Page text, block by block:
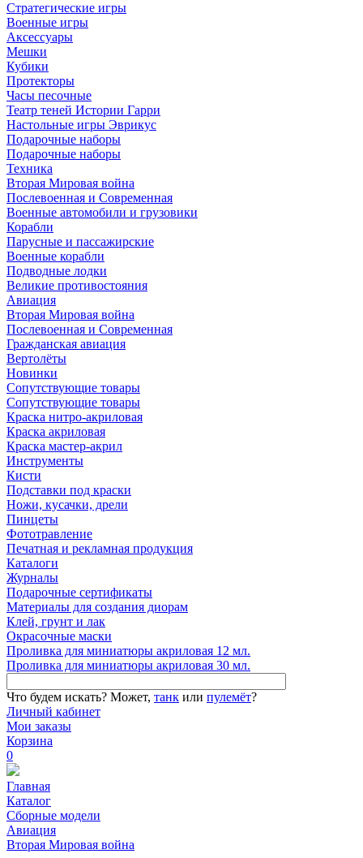
Стратегические игры
Военные игры
Аксессуары
Мешки
Кубики
Протекторы
Часы песочные
Театр теней Истории Гарри
Настольные игры Эврикус
Подарочные наборы
Подарочные наборы
Техника
Вторая Мировая война
Послевоенная и Современная
Военные автомобили и грузовики
Корабли
Парусные и пассажирские
Военные корабли
Подводные лодки
Великие противостояния
Авиация
Вторая Мировая война
Послевоенная и Современная
Гражданская авиация
Вертолёты
Новинки
Сопутствующие товары
Сопутствующие товары
Краска нитро-акриловая
Краска акриловая
Краска мастер-акрил
Инструменты
Кисти
Подставки под краски
Ножи, кусачки, дрели
Пинцеты
Фототравление
Печатная и рекламная продукция
Каталоги
Журналы
Подарочные сертификаты
Материалы для создания диорам
Клей, грунт и лак
Окрасочные маски
Проливка для миниатюры акриловая 12 мл.
Проливка для миниатюры акриловая 30 мл.
Что будем искать? Может, танк или пулемёт?
Личный кабинет
Мои заказы
Корзина
0
Главная
Каталог
Сборные модели
Авиация
Вторая Мировая война